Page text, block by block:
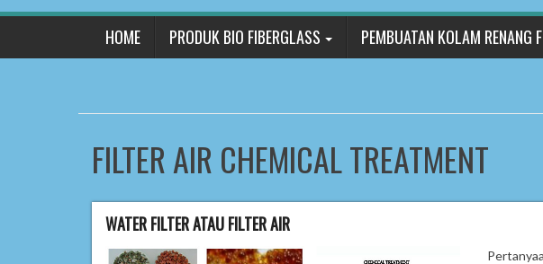
HOME PRODUK BIO FIBERGLASS PEMBUATAN KOLAM RENANG
FILTER AIR CHEMICAL TREATMENT
WATER FILTER ATAU FILTER AIR